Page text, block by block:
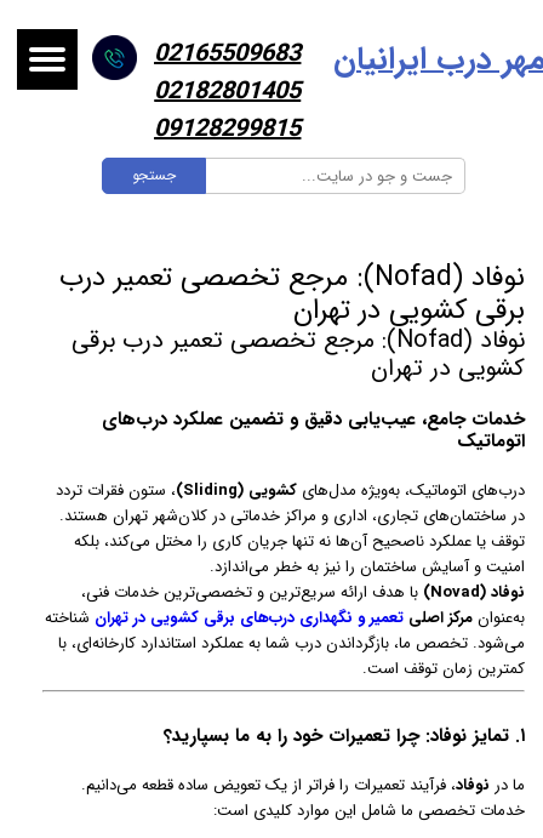
جستجو
درب ایرانیان
02165509683
02182801405
09128299815
نوفاد (Nofad): مرجع تخصصی تعمیر درب
برقی کشویی در تهران
نوفاد (Nofad): مرجع تخصصی تعمیر درب برقی
کشویی در تهران
خدمات جامع، عیب‌یابی دقیق و تضمین عملکرد درب‌های
اتوماتیک
درب‌های اتوماتیک، به‌ویژه مدل‌های کشویی (Sliding)
، ستون فقرات تردد
در ساختمان‌های تجاری، اداری و مراکز خدماتی در کلان‌شهر تهران هستند.
توقف یا عملکرد ناصحیح آن‌ها نه تنها جریان کاری را مختل می‌کند، بلکه
امنیت و آسایش ساختمان را نیز به خطر می‌اندازد.
نوفاد (Novad)
با هدف ارائه سریع‌ترین و تخصصی‌ترین خدمات فنی،
به‌عنوانمرکز اصلی تعمیر و نگهداری درب‌های برقی کشویی در تهران شناخته
می‌شود. تخصص ما، بازگرداندن درب شما به عملکرد استاندارد کارخانه‌ای، با
کمترین زمان توقف است.
۱. تمایز نوفاد: چرا تعمیرات خود را به ما بسپارید؟
ما در نوفاد، فرآیند تعمیرات را فراتر از یک تعویض ساده قطعه می‌دانیم.
خدمات تخصصی ما شامل این موارد کلیدی است: